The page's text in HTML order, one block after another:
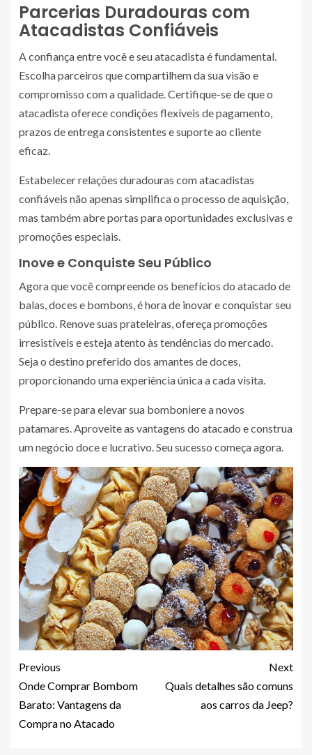
Parcerias Duradouras com
Atacadistas Confiáveis
A confiança entre você e seu atacadista é fundamental.
Escolha parceiros que compartilhem da sua visão e
compromisso com a qualidade. Certifique-se de que o
atacadista oferece condições flexíveis de pagamento,
prazos de entrega consistentes e suporte ao cliente
eficaz.
Estabelecer relações duradouras com atacadistas
confiáveis não apenas simplifica o processo de aquisição,
mas também abre portas para oportunidades exclusivas e
promoções especiais.
Inove e Conquiste Seu Público
Agora que você compreende os benefícios do atacado de
balas, doces e bombons, é hora de inovar e conquistar seu
público. Renove suas prateleiras, ofereça promoções
irresistíveis e esteja atento às tendências do mercado.
Seja o destino preferido dos amantes de doces,
proporcionando uma experiência única a cada visita.
Prepare-se para elevar sua bomboniere a novos
patamares. Aproveite as vantagens do atacado e construa
um negócio doce e lucrativo. Seu sucesso começa agora.
Previous
Onde Comprar Bombom
Barato: Vantagens da
Compra no Atacado
Next
Quais detalhes são comuns
aos carros da Jeep?